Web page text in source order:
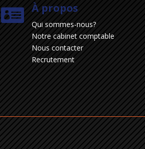
 À propos
Qui sommes-nous?
Notre cabinet comptable
Nous contacter
Recrutement